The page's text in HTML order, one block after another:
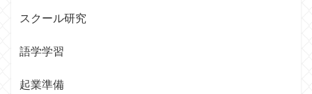
スクール研究
語学学習
起業準備